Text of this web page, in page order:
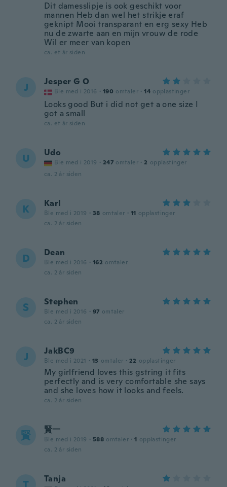
Dit damesslipje is ook geschikt voor
mannen Heb dan wel het strikje eraf
geknipt Mooi transparant en erg sexy Heb
nu de zwarte aan en mijn vrouw de rode
Wil er meer van kopen
ca. et år siden
J Jesper G O
Ble med i 2016 · 190 omtaler · 14 opplastinger
Looks good But i did not get a one size I
got a small
ca. et år siden
U Udo
Ble med i 2019 · 247 omtaler · 2 opplastinger
ca. 2 år siden
K Karl
Ble med i 2019 · 38 omtaler · 11 opplastinger
ca. 2 år siden
D Dean
Ble med i 2016 · 162 omtaler
ca. 2 år siden
S Stephen
Ble med i 2016 · 97 omtaler
ca. 2 år siden
J JakBC9
Ble med i 2021 · 13 omtaler · 22 opplastinger
My girlfriend loves this gstring it fits
perfectly and is very comfortable she says
and she loves how it looks and feels.
ca. 2 år siden
賢 賢一
Ble med i 2019 · 588 omtaler · 1 opplastinger
ca. 2 år siden
Tanja